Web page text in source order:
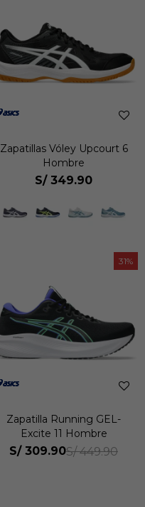
Zapatillas Vóley Upcourt 6
Hombre
S/ 349.90
31
Zapatilla Running GEL-
Excite 11 Hombre
S/ 309.90S/ 449.90